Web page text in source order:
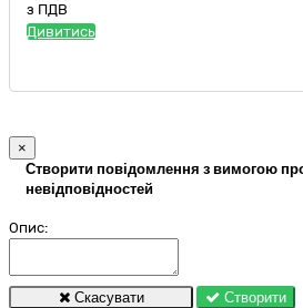
з ПДВ
Дивитись
×
Створити повідомлення з вимогою
невідповідностей
Опис:
Скасувати
Створити